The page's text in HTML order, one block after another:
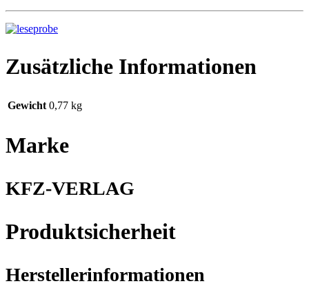
Zusätzliche Informationen
Gewicht 0,77 kg
Marke
KFZ-VERLAG
Produktsicherheit
Herstellerinformationen